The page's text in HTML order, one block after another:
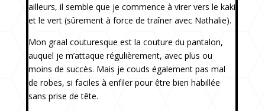
ailleurs, il semble que je commence à virer vers le kaki
et le vert (sûrement à force de traîner avec Nathalie).
Mon graal couturesque est la couture du pantalon,
auquel je m’attaque régulièrement, avec plus ou
moins de succès. Mais je couds également pas mal
de robes, si faciles à enfiler pour être bien habillée
sans prise de tête.